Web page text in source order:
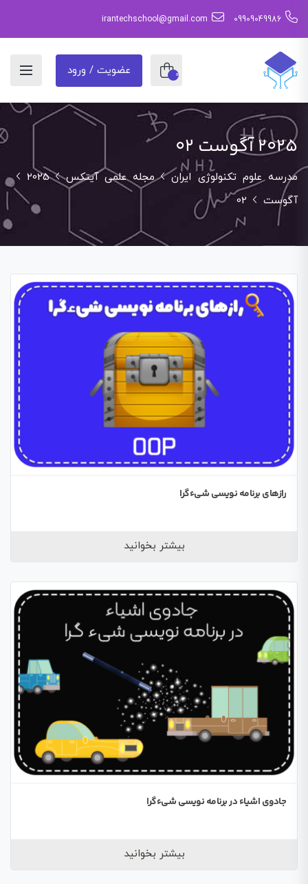
09909049986
irantechschool@gmail.com
0 عضویت / ورود
2025 آگوست 02
مدرسه علوم تکنولوژی ایران مجله علمی آیتکس
2025
آگوست
02
رازهای برنامه نویسی شیءگرا
بیشتر بخوانید
جادوی اشیاء در برنامه نویسی شیءگرا
بیشتر بخوانید